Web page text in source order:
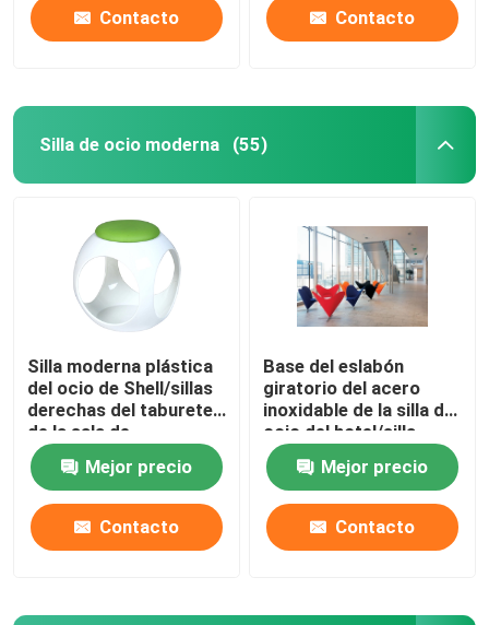
Contacto Contacto
Silla de ocio moderna (55)
Silla moderna plástica
del ocio de Shell/sillas
derechas del taburete
de la sala de
exposición
Mejor precio
Contacto
Base del eslabón
giratorio del acero
inoxidable de la silla del
ocio del hotel/silla
cruciformes modernas
del cono del corazón
Mejor precio
Contacto